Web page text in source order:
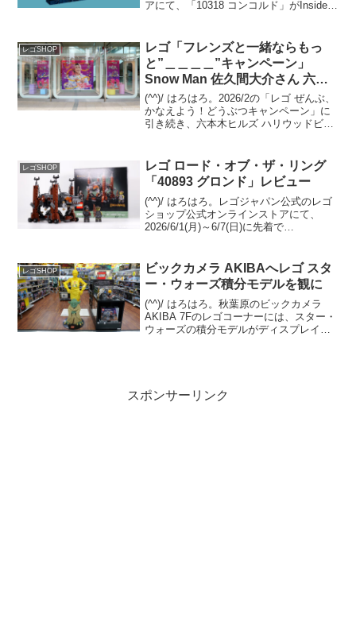
アにて、「10318 コンコルド」がInsiders
と、かな...
レゴSHOP
レゴ「フレンズと一緒ならもっ
と”＿＿＿＿”キャンペーン」
Snow Man 佐久間大介さん 六本
木ヒルズ
(^^)/ はろはろ。2026/2の「レゴ ぜんぶ、
かなえよう！どうぶつキャンペーン」に
引き続き、六本木ヒルズ ハリウッドビュ
＿＿＿"キャンペーン」のビジュ...
レゴSHOP
レゴ ロード・オブ・ザ・リング
「40893 グロンド」レビュー
(^^)/ はろはろ。レゴジャパン公式のレゴ
ショップ公式オンラインストアにて、
2026/6/1(月)～6/7(日)に先着で
ザ・リング：ミナス・ティリス」の購...
レゴSHOP
ビックカメラ AKIBAへレゴ スタ
ー・ウォーズ積分モデルを観に
(^^)/ はろはろ。秋葉原のビックカメラ
AKIBA 7Fのレゴコーナーには、スター・
ウォーズの積分モデルがディスプレイさ
スポンサーリンク